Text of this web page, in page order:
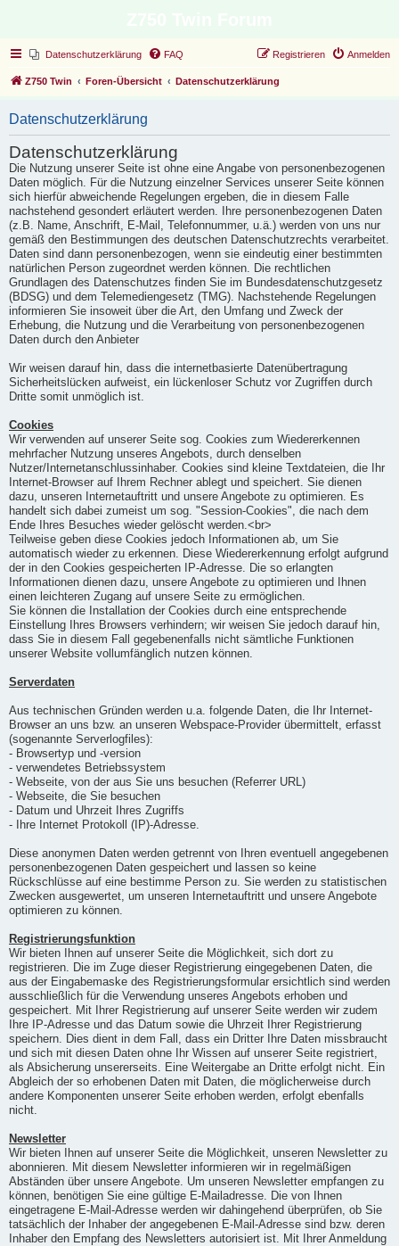
Datenschutzerklärung FAQ Anmelden
Registrieren
Z750 Twin Foren-Übersicht Datenschutzerklärung
Datenschutzerklärung
Datenschutzerklärung
Die Nutzung unserer Seite ist ohne eine Angabe von personenbezogenen
Daten möglich. Für die Nutzung einzelner Services unserer Seite können
sich hierfür abweichende Regelungen ergeben, die in diesem Falle
nachstehend gesondert erläutert werden. Ihre personenbezogenen Daten
(z.B. Name, Anschrift, E-Mail, Telefonnummer, u.ä.) werden von uns nur
gemäß den Bestimmungen des deutschen Datenschutzrechts verarbeitet.
Daten sind dann personenbezogen, wenn sie eindeutig einer bestimmten
natürlichen Person zugeordnet werden können. Die rechtlichen
Grundlagen des Datenschutzes finden Sie im Bundesdatenschutzgesetz
(BDSG) und dem Telemediengesetz (TMG). Nachstehende Regelungen
informieren Sie insoweit über die Art, den Umfang und Zweck der
Erhebung, die Nutzung und die Verarbeitung von personenbezogenen
Daten durch den Anbieter
Wir weisen darauf hin, dass die internetbasierte Datenübertragung
Sicherheitslücken aufweist, ein lückenloser Schutz vor Zugriffen durch
Dritte somit unmöglich ist.
Cookies
Wir verwenden auf unserer Seite sog. Cookies zum Wiedererkennen
mehrfacher Nutzung unseres Angebots, durch denselben
Nutzer/Internetanschlussinhaber. Cookies sind kleine Textdateien, die Ihr
Internet-Browser auf Ihrem Rechner ablegt und speichert. Sie dienen
dazu, unseren Internetauftritt und unsere Angebote zu optimieren. Es
handelt sich dabei zumeist um sog. "Session-Cookies", die nach dem
Ende Ihres Besuches wieder gelöscht werden.<br>
Teilweise geben diese Cookies jedoch Informationen ab, um Sie
automatisch wieder zu erkennen. Diese Wiedererkennung erfolgt aufgrund
der in den Cookies gespeicherten IP-Adresse. Die so erlangten
Informationen dienen dazu, unsere Angebote zu optimieren und Ihnen
einen leichteren Zugang auf unsere Seite zu ermöglichen.
Sie können die Installation der Cookies durch eine entsprechende
Einstellung Ihres Browsers verhindern; wir weisen Sie jedoch darauf hin,
dass Sie in diesem Fall gegebenenfalls nicht sämtliche Funktionen
unserer Website vollumfänglich nutzen können.
Serverdaten
Aus technischen Gründen werden u.a. folgende Daten, die Ihr Internet-
Browser an uns bzw. an unseren Webspace-Provider übermittelt, erfasst
(sogenannte Serverlogfiles):
- Browsertyp und -version
- verwendetes Betriebssystem
- Webseite, von der aus Sie uns besuchen (Referrer URL)
- Webseite, die Sie besuchen
- Datum und Uhrzeit Ihres Zugriffs
- Ihre Internet Protokoll (IP)-Adresse.
Diese anonymen Daten werden getrennt von Ihren eventuell angegebenen
personenbezogenen Daten gespeichert und lassen so keine
Rückschlüsse auf eine bestimme Person zu. Sie werden zu statistischen
Zwecken ausgewertet, um unseren Internetauftritt und unsere Angebote
optimieren zu können.
Registrierungsfunktion
Wir bieten Ihnen auf unserer Seite die Möglichkeit, sich dort zu
registrieren. Die im Zuge dieser Registrierung eingegebenen Daten, die
aus der Eingabemaske des Registrierungsformular ersichtlich sind werden
ausschließlich für die Verwendung unseres Angebots erhoben und
gespeichert. Mit Ihrer Registrierung auf unserer Seite werden wir zudem
Ihre IP-Adresse und das Datum sowie die Uhrzeit Ihrer Registrierung
speichern. Dies dient in dem Fall, dass ein Dritter Ihre Daten missbraucht
und sich mit diesen Daten ohne Ihr Wissen auf unserer Seite registriert,
als Absicherung unsererseits. Eine Weitergabe an Dritte erfolgt nicht. Ein
Abgleich der so erhobenen Daten mit Daten, die möglicherweise durch
andere Komponenten unserer Seite erhoben werden, erfolgt ebenfalls
nicht.
Newsletter
Wir bieten Ihnen auf unserer Seite die Möglichkeit, unseren Newsletter zu
abonnieren. Mit diesem Newsletter informieren wir in regelmäßigen
Abständen über unsere Angebote. Um unseren Newsletter empfangen zu
können, benötigen Sie eine gültige E-Mailadresse. Die von Ihnen
eingetragene E-Mail-Adresse werden wir dahingehend überprüfen, ob Sie
tatsächlich der Inhaber der angegebenen E-Mail-Adresse sind bzw. deren
Inhaber den Empfang des Newsletters autorisiert ist. Mit Ihrer Anmeldung